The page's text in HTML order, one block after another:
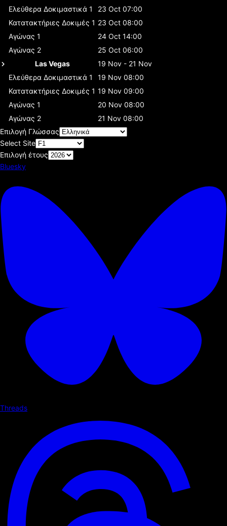
Ελεύθερα Δοκιμαστικά 1
23 Oct 07:00
Κατατακτήριες Δοκιμές 1 23 Oct 08:00
Αγώνας 1
24 Oct 14:00
Αγώνας 2
25 Oct 06:00
Las Vegas
19 Nov - 21 Nov
Ελεύθερα Δοκιμαστικά 1
19 Nov 08:00
Κατατακτήριες Δοκιμές 1 19 Nov 09:00
Αγώνας 1
20 Nov 08:00
Αγώνας 2
21 Nov 08:00
Επιλογή Γλώσσας
Select Site
Επιλογή έτους
Bluesky
Threads